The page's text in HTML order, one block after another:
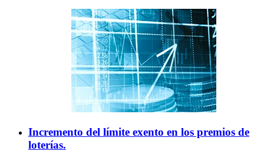
Incremento del límite exento en los premios de
loterías.